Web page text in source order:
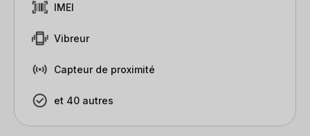
IMEI
Vibreur
Capteur de proximité
et 40 autres